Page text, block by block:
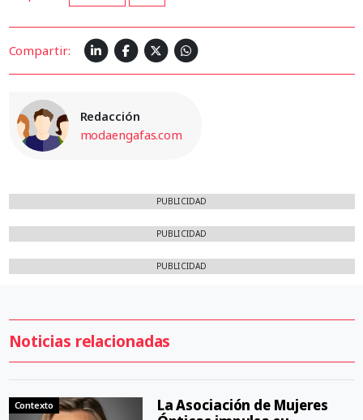
Compartir:
Redacción
modaengafas.com
PUBLICIDAD
PUBLICIDAD
PUBLICIDAD
Noticias relacionadas
Contexto
La Asociación de Mujeres